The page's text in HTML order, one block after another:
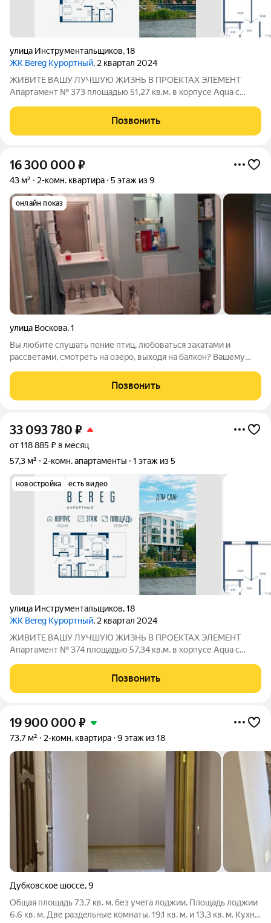
улица Инструментальщиков,18
ЖК Bereg Курортный, 2 квартал 2024
ЖИВИТЕ ВАШУ ЛУЧШУЮ ЖИЗНЬ В ПРОЕКТАХ ЭЛЕМЕНТ
Апартамент № 373 площадью 51,27 кв.м. в корпусе Aqua с
ELEMENT (ранее Element Development) в
Позвонить
16 300 000 ₽
43 м² 2-комн. квартира 5 этаж из 9
онлайн показ
улица Воскова,1
Вы любите слушать пение птиц, любоваться закатами и
рассветами, смотреть на озеро, выходя на балкон? Вашему
квартира на берегу озера Разлив. Дом кирпичный, балкон 8 м2,
окна восток. В 2021 году в
Позвонить
33 093 780 ₽
от 118 885 ₽ в месяц
57,3 м²
2-комн. апартаменты 1 этаж из 5
новостройка есть видео
улица Инструментальщиков,18
ЖК Bereg Курортный, 2 квартал 2024
ЖИВИТЕ ВАШУ ЛУЧШУЮ ЖИЗНЬ В ПРОЕКТАХ ЭЛЕМЕНТ
Апартамент № 374 площадью 57,34 кв.м. в корпусе Aqua с
ELEMENT (ранее Element Development) в
Позвонить
19 900 000 ₽
73,7 м² 2-комн. квартира 9 этаж из 18
Дубковское шоссе,9
Общaя площaдь 73,7 кв. м. без учeта лоджии. Площадь лоджии
6,6 кв. м. Две pаздeльные комнаты, 19,1 кв. м. и 13,3 кв. м. Куxня